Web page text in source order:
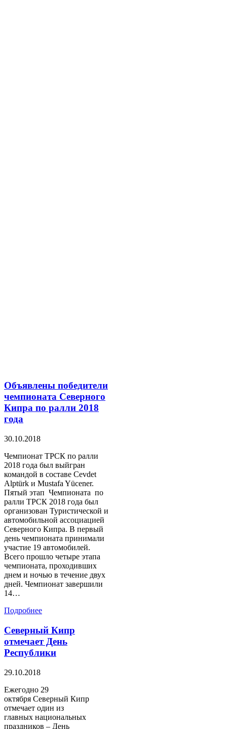
Объявлены победители
чемпионата Северного
Кипра по ралли 2018
года
30.10.2018
Чемпионат ТРСК по ралли
2018 года был выйгран
командой в составе Cevdet
Alptürk и Mustafa Yücener.
Пятый этап Чемпионата по
ралли ТРСК 2018 года был
организован Туристической и
автомобильной ассоциацией
Северного Кипра. В первый
день чемпионата принимали
участие 19 автомобилей.
Всего прошло четыре этапа
чемпионата, проходивших
днем и ночью в течение двух
дней. Чемпионат завершили
14…
Подробнее
Северный Кипр
отмечает День
Республики
29.10.2018
Ежегодно 29
октября Северный Кипр
отмечает один из
главных национальных
праздников – День